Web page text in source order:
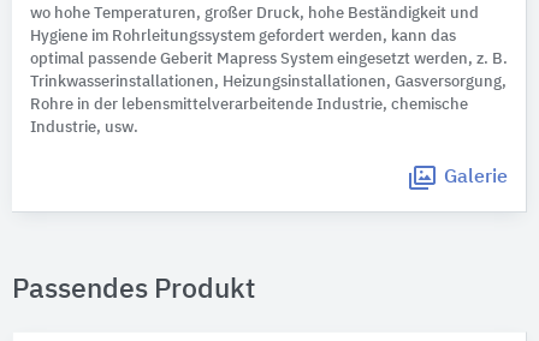
wo hohe Temperaturen, großer Druck, hohe Beständigkeit und
Hygiene im Rohrleitungssystem gefordert werden, kann das
optimal passende Geberit Mapress System eingesetzt werden, z. B.
Trinkwasserinstallationen, Heizungsinstallationen, Gasversorgung,
Rohre in der lebensmittelverarbeitende Industrie, chemische
Industrie, usw.
Galerie
Passendes Produkt